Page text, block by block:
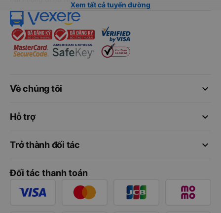
Xem tất cả tuyến đường
keyboard_arrow_down
Về chúng tôi
keyboard_arrow_down
Hỗ trợ
keyboard_arrow_down
Trở thành đối tác
Đối tác thanh toán